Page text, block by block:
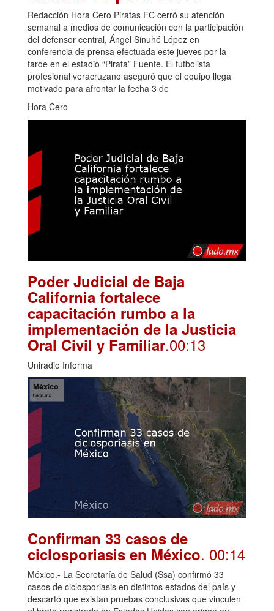
Redacción Hora Cero Piratas FC cerró su atención
semanal a medios de comunicación con la participación
del defensor central, Ángel Sinuhé López en
conferencia de prensa efectuada este jueves por la
tarde en el estadio “Pirata” Fuente. El futbolista
profesional veracruzano aseguró que el equipo llega
motivado para afrontar la fecha 3 de
Hora Cero
Poder Judicial de Baja
California fortalece
capacitación rumbo a la
implementación de la Justicia
Oral Civil y Familiar.00:13
Uniradio Informa
Confirman 33 casos de
ciclosporiasis en México. 00:14
México.- La Secretaría de Salud (Ssa) confirmó 33
casos de ciclosporiasis en distintos estados del país y
descartó que existan pruebas conclusivas que vinculen